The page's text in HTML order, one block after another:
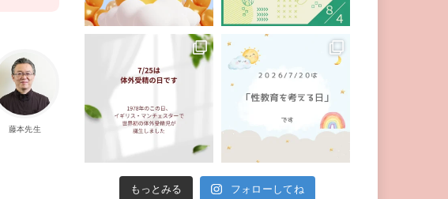
藤本先生
もっとみる フォローしてね